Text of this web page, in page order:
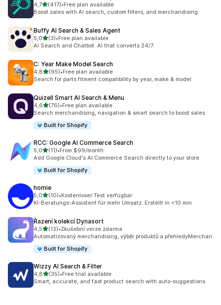
4,7z 5 hvězd
(417)
Celkový počet recenzí: 417
•Free plan available
Boost sales with AI search, custom filters, and merchandising.
Buffy AI Search & Sales Agent
5,0z 5 hvězd
(3)
Celkový počet recenzí: 3
•Free plan available
AI Search and Chatbot. AI that converts 24/7.
C: Year Make Model Search
4,8z 5 hvězd
(95)
Celkový počet recenzí: 95
•Free plan available
Search for parts fitment compatibility by year, make & model.
Quizell Smart AI Search & Menu
4,6z 5 hvězd
(76)
Celkový počet recenzí: 76
•Free plan available
Search merchandising, navigation & smart search to boost sales
Built for Shopify
RCC: Google AI Commerce Search
5,0z 5 hvězd
(11)
Celkový počet recenzí: 11
•From $99/month
Add Google Cloud's AI Commerce Search directly to your store.
Built for Shopify
homie
5,0z 5 hvězd
(10)
Celkový počet recenzí: 10
•Kostenloser Test verfügbar
KI-Beratungs-Assistent für mehr Umsatz. Erstellt in <10 min.
Řazení kolekcí Dynasort
4,5z 5 hvězd
(13)
Celkový počet recenzí: 13
•Zkušební verze zdarma
Automatizovaný merchandising, výběr produktů a přehledyMerchan
Built for Shopify
Wizzy AI Search & Filter
4,8z 5 hvězd
(35)
Celkový počet recenzí: 35
•Free trial available
Smart, accurate, and fast product search with auto-suggestions